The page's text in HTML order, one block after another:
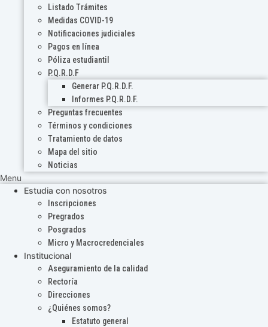
Listado Trámites
Medidas COVID-19
Notificaciones judiciales
Pagos en línea
Póliza estudiantil
P.Q.R.D.F
Generar P.Q.R.D.F.
Informes P.Q.R.D.F.
Preguntas frecuentes
Términos y condiciones
Tratamiento de datos
Mapa del sitio
Noticias
Menu
Estudia con nosotros
Inscripciones
Pregrados
Posgrados
Micro y Macrocredenciales
Institucional
Aseguramiento de la calidad
Rectoría
Direcciones
¿Quiénes somos?
Estatuto general